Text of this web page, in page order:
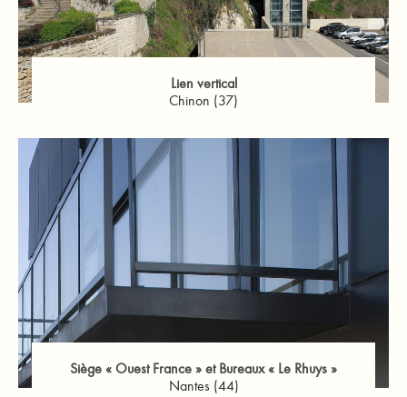
Lien vertical
Chinon (37)
Siège « Ouest France » et Bureaux « Le Rhuys »
Nantes (44)